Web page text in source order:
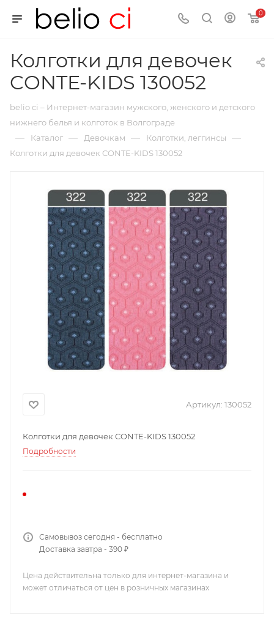
0
Колготки для девочек
CONTE-KIDS 130052
belio ci – Интернет-магазин мужского, женского и детского
нижнего белья и колготок в Волгограде
— Каталог — Девочкам — Колготки, леггинсы —
Колготки для девочек CONTE-KIDS 130052
Артикул: 130052
Колготки для девочек CONTE-KIDS 130052
Подробности
Самовывоз сегодня - бесплатно
Доставка завтра - 390 ₽
Цена действительна только для интернет-магазина и
может отличаться от цен в розничных магазинах